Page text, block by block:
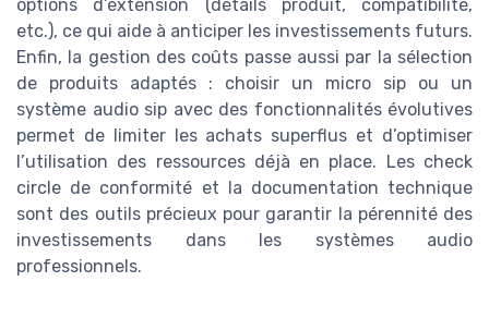
options d’extension (détails produit, compatibilité,
etc.), ce qui aide à anticiper les investissements futurs.
Enfin, la gestion des coûts passe aussi par la sélection
de produits adaptés : choisir un micro sip ou un
système audio sip avec des fonctionnalités évolutives
permet de limiter les achats superflus et d’optimiser
l’utilisation des ressources déjà en place. Les check
circle de conformité et la documentation technique
sont des outils précieux pour garantir la pérennité des
investissements dans les systèmes audio
professionnels.